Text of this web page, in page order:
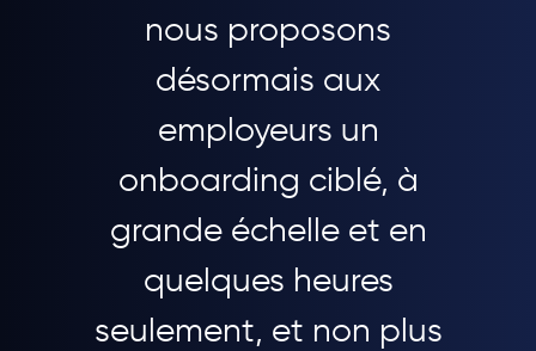
nous proposons
désormais aux
employeurs un
onboarding ciblé, à
grande échelle et en
quelques heures
seulement, et non plus